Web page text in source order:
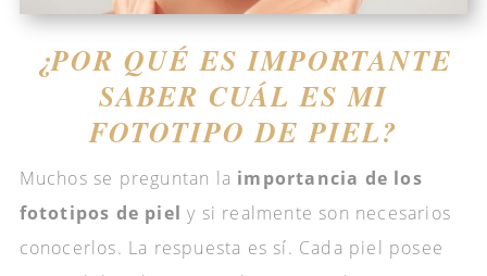
¿POR QUÉ ES IMPORTANTE
SABER CUÁL ES MI
FOTOTIPO DE PIEL?
Muchos se preguntan la importancia de los
fototipos de piel y si realmente son necesarios
conocerlos. La respuesta es sí. Cada piel posee